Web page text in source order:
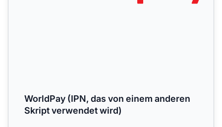
WorldPay (IPN, das von einem anderen
Skript verwendet wird)